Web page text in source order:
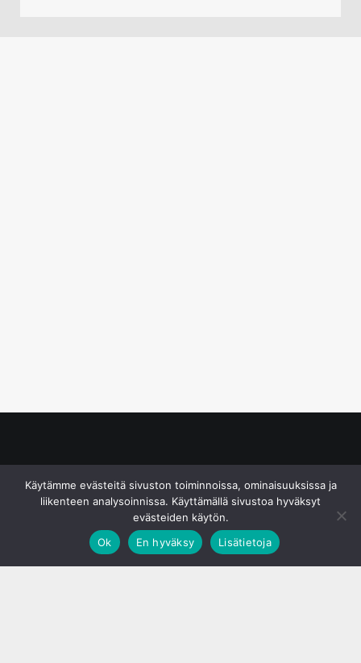
Käytämme evästeitä sivuston toiminnoissa, ominaisuuksissa ja
liikenteen analysoinnissa. Käyttämällä sivustoa hyväksyt
evästeiden käytön.
Ok
En hyväksy Lisätietoja